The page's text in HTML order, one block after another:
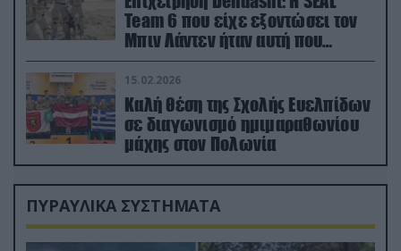
Team 6 που είχε εξοντώσει τον
Μπιν Λάντεν ήταν αυτή που
διέσωσε τον πιλότο του F-15
15.02.2026
Καλή θέση της Σχολής Ευελπίδων
σε διαγωνισμό ημιμαραθωνίου
μάχης στον Πολωνία
ΠΥΡΑΥΛΙΚΑ ΣΥΣΤΗΜΑΤΑ